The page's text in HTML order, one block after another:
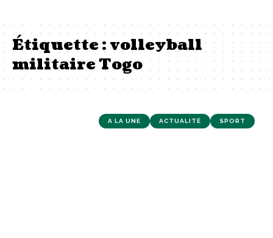
Étiquette :volleyball
militaire Togo
A LA UNE ACTUALITÉ SPORT